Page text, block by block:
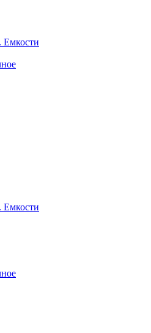
Емкости
Емкости